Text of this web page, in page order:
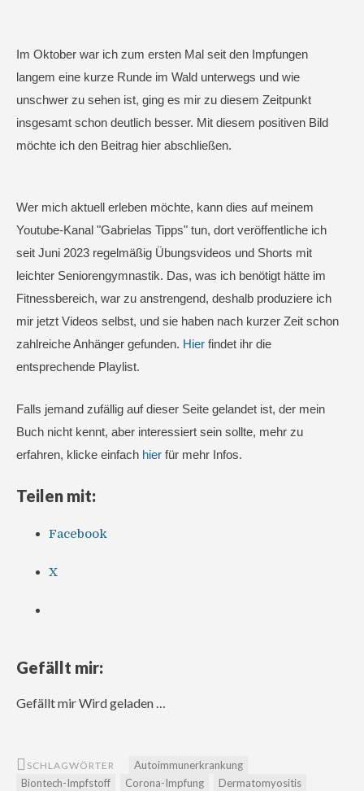
Im Oktober war ich zum ersten Mal seit den Impfungen
langem eine kurze Runde im Wald unterwegs und wie
unschwer zu sehen ist, ging es mir zu diesem Zeitpunkt
insgesamt schon deutlich besser. Mit diesem positiven Bild
möchte ich den Beitrag hier abschließen.
Wer mich aktuell erleben möchte, kann dies auf meinem
Youtube-Kanal "Gabrielas Tipps" tun, dort veröffentliche ich
seit Juni 2023 regelmäßig Übungsvideos und Shorts mit
leichter Seniorengymnastik. Das, was ich benötigt hätte im
Fitnessbereich, war zu anstrengend, deshalb produziere ich
mir jetzt Videos selbst, und sie haben nach kurzer Zeit schon
zahlreiche Anhänger gefunden. Hier findet ihr die
entsprechende Playlist.
Falls jemand zufällig auf dieser Seite gelandet ist, der mein
Buch nicht kennt, aber interessiert sein sollte, mehr zu
erfahren, klicke einfach hier für mehr Infos.
Teilen mit:
Facebook
X
Gefällt mir:
Gefällt mirWird geladen …
SCHLAGWÖRTER
Autoimmunerkrankung
Biontech-Impfstoff
Corona-Impfung Dermatomyositis